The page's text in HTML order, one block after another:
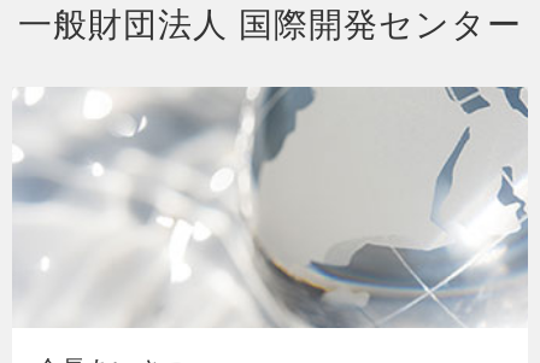
一般財団法人 国際開発センター